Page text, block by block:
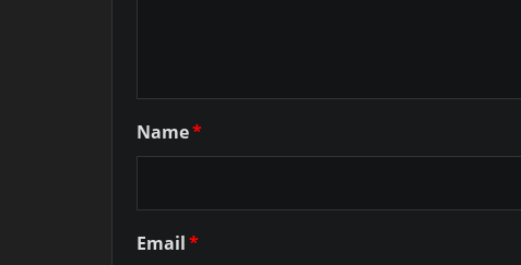
Name*
Email*